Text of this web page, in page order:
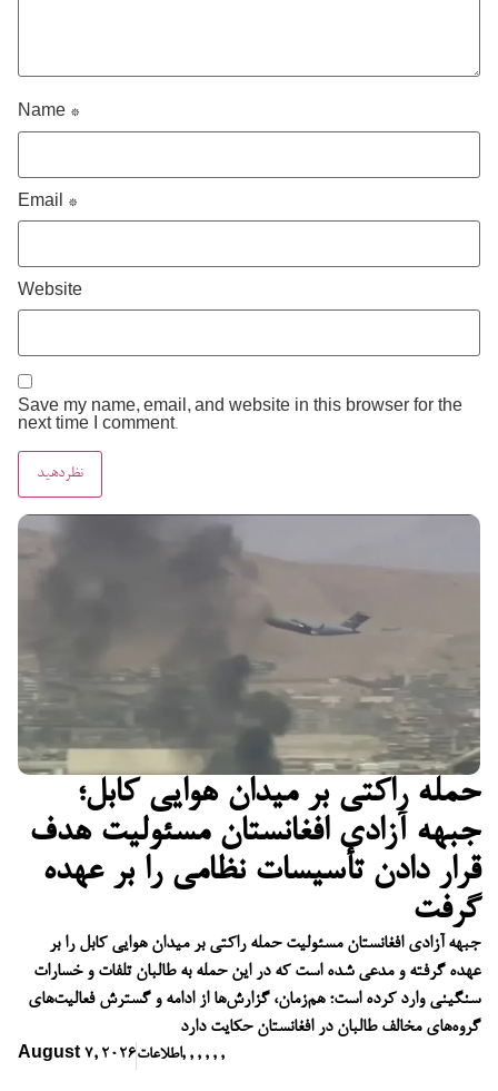
حمله راکتی بر میدان هوایی کابل؛
جبهه آزادی افغانستان مسئولیت هدف
قرار دادن تأسیسات نظامی را بر عهده
گرفت
جبهه آزادی افغانستان مسئولیت حمله راکتی بر میدان هوایی کابل را بر
عهده گرفته و مدعی شده است که در این حمله به طالبان تلفات و خسارات
سنگینی وارد کرده است؛ هم‌زمان، گزارش‌ها از ادامه و گسترش فعالیت‌های
گروه‌های مخالف طالبان در افغانستان حکایت دارد
August 7, 2026اطلاعات, , , , , ,
Name *
Email *
Website
Save my name, email, and website in this browser for the
next time I comment.